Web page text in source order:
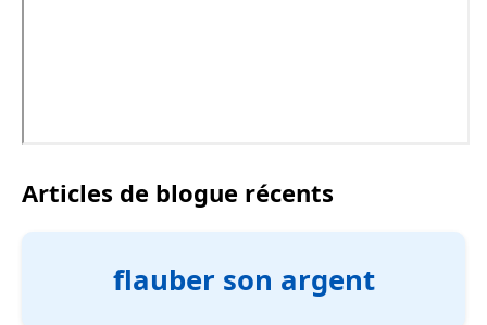
Articles de blogue récents
flauber son argent